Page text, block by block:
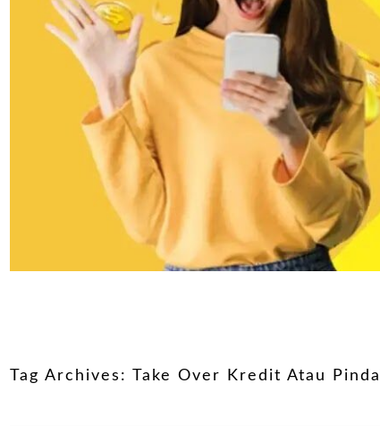
Tag Archives:Take Over Kredit Atau